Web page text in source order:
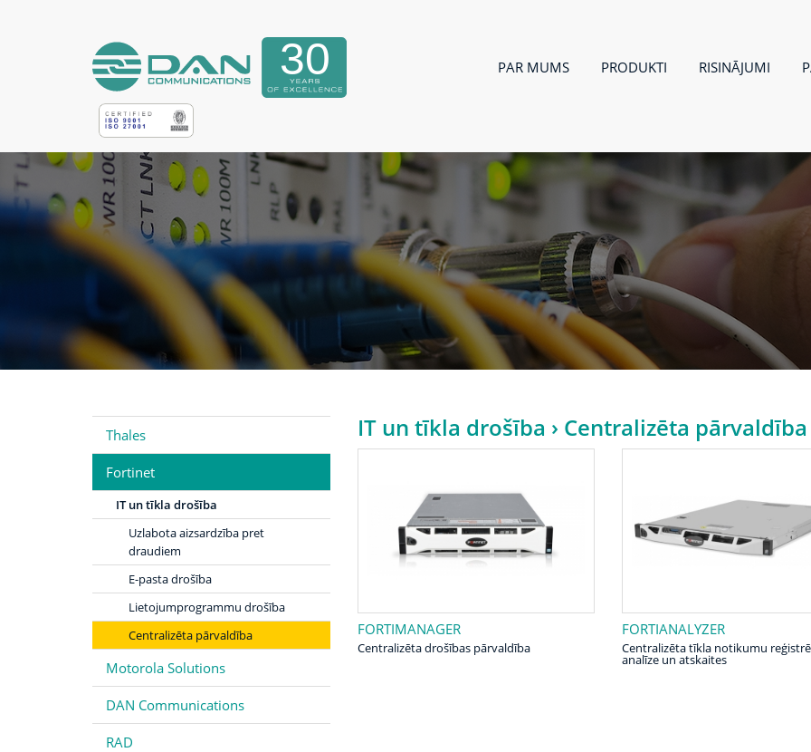
PAR MUMS PRODUKTI RISINĀJUMI
Thales
Fortinet
IT un tīkla drošība
Uzlabota aizsardzība pret
draudiem
E-pasta drošība
Lietojumprogrammu drošība
Centralizēta pārvaldība
Motorola Solutions
DAN Communications
RAD
IT un tīkla drošība › Centralizēta pārvaldība
FORTIMANAGER
Centralizēta drošības pārvaldība
FORTIANALYZER
Centralizēta tīkla notikumu
analīze un atskaites